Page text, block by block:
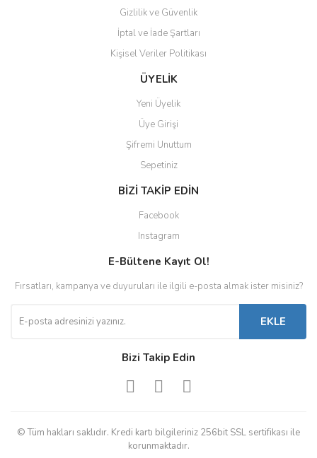
Gizlilik ve Güvenlik
İptal ve İade Şartları
Kişisel Veriler Politikası
ÜYELİK
Yeni Üyelik
Üye Girişi
Şifremi Unuttum
Sepetiniz
BİZİ TAKİP EDİN
Facebook
Instagram
E-Bültene Kayıt Ol!
Fırsatları, kampanya ve duyuruları ile ilgili e-posta almak ister misiniz?
EKLE
Bizi Takip Edin
© Tüm hakları saklıdır. Kredi kartı bilgileriniz 256bit SSL sertifikası ile
korunmaktadır.